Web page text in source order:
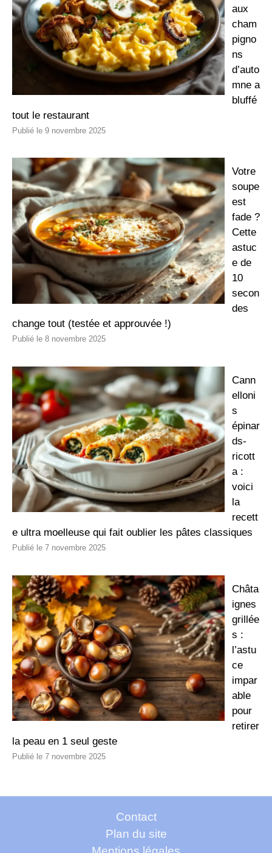
aux
cham
pigno
ns
d’auto
mne a
bluffé
tout le restaurant
9 novembre 2025
Votre
soupe
est
fade ?
Cette
astuc
e de
10
secon
des
change tout (testée et approuvée !)
8 novembre 2025
Cann
elloni
s
épinar
ds-
ricott
a :
voici
la
recett
e ultra moelleuse qui fait oublier les pâtes classiques
7 novembre 2025
Châta
ignes
grillée
s :
l’astu
ce
impar
able
pour
retirer
la peau en 1 seul geste
7 novembre 2025
Contact
Plan du site